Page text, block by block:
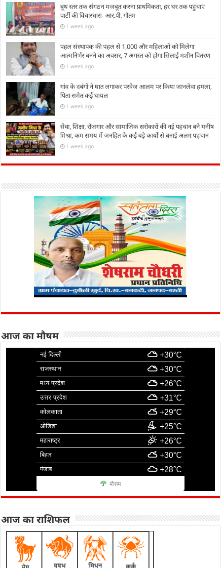
बूथ स्तर तक संगठन मजबूत करना प्राथमिकता, हर घर तक पहुंचाएं
पार्टी की विचारधारा- आर.पी. गौतम
1 week ago
पहल संस्थापक की पहल से 1,000 और महिलाओं को मिलेगा
आत्मनिर्भर बनने का अवसर, 7 अगस्त को होगा सिलाई मशीन वितरण
1 week ago
गांव के दबंगों ने घात लगाकर परवेज आलम पर किया जानलेवा हमला,
पिता समेत कई घायल
1 week ago
सेवा, शिक्षा, रोजगार और सामाजिक सरोकारों की नई पहचान बने मनीष
मिश्रा, कम समय में जनहित के कई बड़े कार्यों से बनाई अलग पहचान
1 week ago
आज का मौषम
नई दिल्ली +30°C
राजस्थान +30°C
मध्य प्रदेश +26°C
उत्तर प्रदेश +31°C
कोलकाता +29°C
ओडिशा +25°C
महाराष्ट्र +26°C
बिहार +30°C
पंजाब +28°C
मौसम
आज का राशिफल